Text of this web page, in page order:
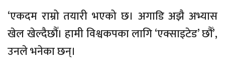
‘एकदम राम्रो तयारी भएको छ। अगाडि अझै अभ्यास
खेल खेल्दैछौँ। हामी विश्वकपका लागि ‘एक्साइटेड’ छौँ’,
उनले भनेका छन्।